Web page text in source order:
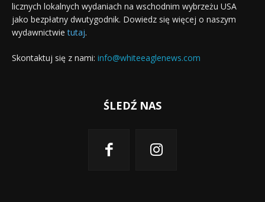
licznych lokalnych wydaniach na wschodnim wybrzeżu USA
jako bezpłatny dwutygodnik. Dowiedz się więcej o naszym
wydawnictwietutaj.
Skontaktuj się z nami: info@whiteeaglenews.com
ŚLEDŹ NAS